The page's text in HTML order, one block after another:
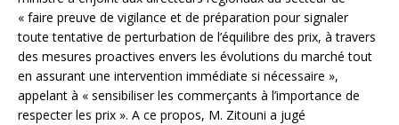
« faire preuve de vigilance et de préparation pour signaler
toute tentative de perturbation de l’équilibre des prix, à travers
des mesures proactives envers les évolutions du marché tout
en assurant une intervention immédiate si nécessaire »,
appelant à « sensibiliser les commerçants à l’importance de
respecter les prix ». A ce propos, M. Zitouni a jugé